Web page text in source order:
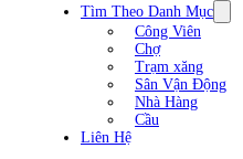
Tìm Theo Danh Mục
Công Viên
Chợ
Trạm xăng
Sân Vận Động
Nhà Hàng
Cầu
Liên Hệ